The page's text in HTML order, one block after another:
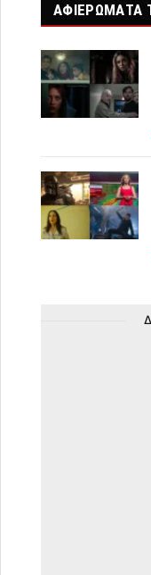
ΑΦΙΕΡΩΜΑΤΑ